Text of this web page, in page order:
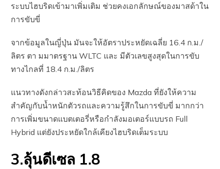
ระบบไฮบริดเข้ามาเพิ่มเติม ช่วยคงเอกลักษณ์ของมาสด้าใน
การขับขี่
จากข้อมูลในญี่ปุ่น มันจะให้อัตราประหยัดเฉลี่ย 16.4 ก.ม./
ลิตร ตา มมาตรฐาน WLTC และ มีตัวเลขสูงสุดในการขับ
ทางไกลที่ 18.4 ก.ม./ลิตร
แนวทางดังกล่าวสะท้อนวิธีคิดของ Mazda ที่ยังให้ความ
สำคัญกับน้ำหนักตัวรถและความรู้สึกในการขับขี่ มากกว่า
การเพิ่มขนาดแบตเตอรี่หรือกำลังมอเตอร์แบบรถ Full
Hybrid แต่ยังประหยัดใกล้เคียงไฮบริดเต็มระบบ
3.ลุ้นดีเซล 1.8